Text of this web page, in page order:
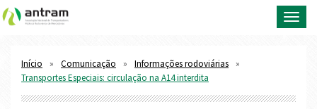
Início Comunicação
Informações rodoviárias
Transportes Especiais: circulação na A14 interdita